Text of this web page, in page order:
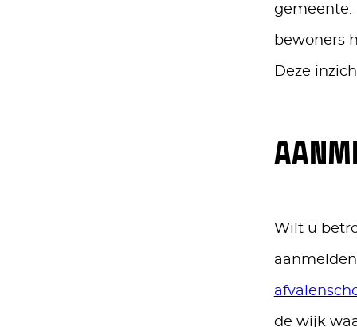
gemeente.
bewoners
Deze
Wilt u
de wijk